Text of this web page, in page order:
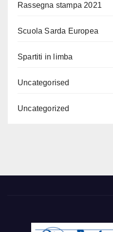
Rassegna stampa 2021
Scuola Sarda Europea
Spartiti in limba
Uncategorised
Uncategorized